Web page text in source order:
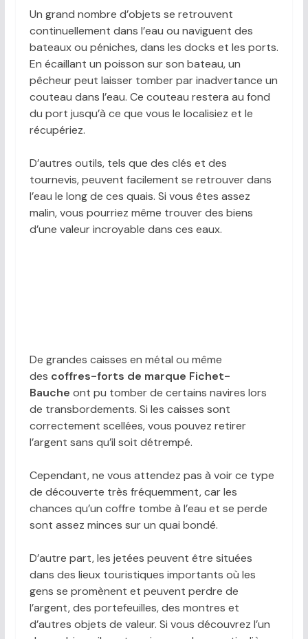
Un grand nombre d’objets se retrouvent
continuellement dans l’eau ou naviguent des
bateaux ou péniches, dans les docks et les ports.
En écaillant un poisson sur son bateau, un
pêcheur peut laisser tomber par inadvertance un
couteau dans l’eau. Ce couteau restera au fond
du port jusqu’à ce que vous le localisiez et le
récupériez.
D’autres outils, tels que des clés et des
tournevis, peuvent facilement se retrouver dans
l’eau le long de ces quais. Si vous êtes assez
malin, vous pourriez même trouver des biens
d’une valeur incroyable dans ces eaux.
De grandes caisses en métal ou même
des coffres-forts de marque Fichet-
Bauche ont pu tomber de certains navires lors
de transbordements. Si les caisses sont
correctement scellées, vous pouvez retirer
l’argent sans qu’il soit détrempé.
Cependant, ne vous attendez pas à voir ce type
de découverte très fréquemment, car les
chances qu’un coffre tombe à l’eau et se perde
sont assez minces sur un quai bondé.
D’autre part, les jetées peuvent être situées
dans des lieux touristiques importants où les
gens se promènent et peuvent perdre de
l’argent, des portefeuilles, des montres et
d’autres objets de valeur. Si vous découvrez l’un